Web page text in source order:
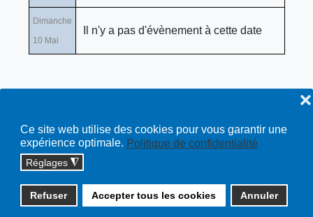
Ce site web utilise des cookies pour vous garantir une
expérience optimale. Politique de confidentialité
Réglages ◮
Refuser Accepter tous les cookies Annuler
❌
Dimanche
10 Mai
Il n'y a pas d'évènement à cette date
Copyright © 2026 cossonay.ch - tous droits réservés | site :
solutions informatiques